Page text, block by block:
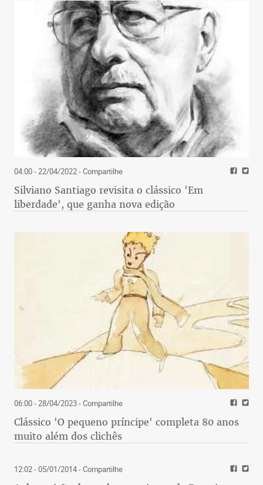
04:00 - 22/04/2022- Compartilhe
Silviano Santiago revisita o clássico 'Em
liberdade', que ganha nova edição
06:00 - 28/04/2023- Compartilhe
Clássico 'O pequeno príncipe' completa 80 anos
muito além dos clichês
12:02 - 05/01/2014- Compartilhe